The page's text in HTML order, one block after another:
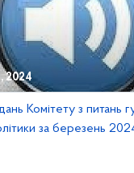
2024
Комітету з питань
за березень